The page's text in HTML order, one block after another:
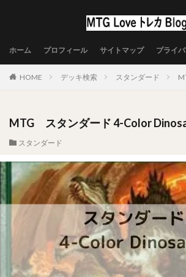
ホーム プロフィール サイトマップ プライ
HOME デッキ検索 スタンダード
MTG スタンダード 4-Color
スタンダード